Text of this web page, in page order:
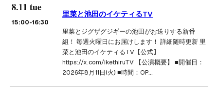
8.11 tue
15:00-16:30
里菜と池田のイケティるTV
里菜とジグザグジギーの池田がお送りする新番
組！ 毎週火曜日にお届けします！ 詳細随時更新 里
菜と池田のイケティるTV【公式】
https://x.com/ikethiruTV 【公演概要】 ■開催日：
2026年8月11日(火) ■時間：OP…